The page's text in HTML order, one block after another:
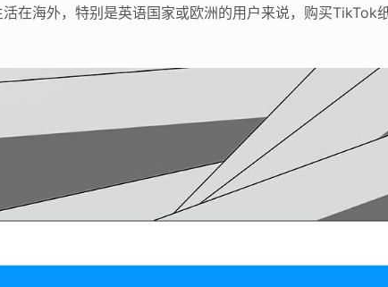
在海外，特别是英语国家或欧洲的用户来说，购买TikTok